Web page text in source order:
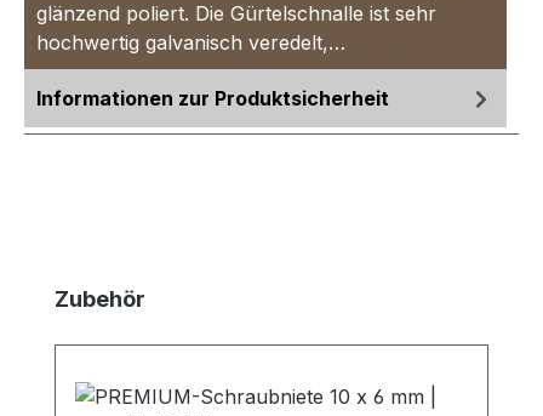
glänzend poliert. Die Gürtelschnalle ist sehr
hochwertig galvanisch veredelt,…
Informationen zur Produktsicherheit
Produktgalerie überspringen
Zubehör